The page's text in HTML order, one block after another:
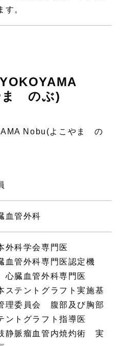
す。
ま のぶ)
血管外科
外科学会専門医
血管外科専門医認定機
臓血管外科専門医
ステントグラフト実施基
理委員会 腹部及び胸部
ントグラフト指導医
静脈瘤血管内焼灼術 実